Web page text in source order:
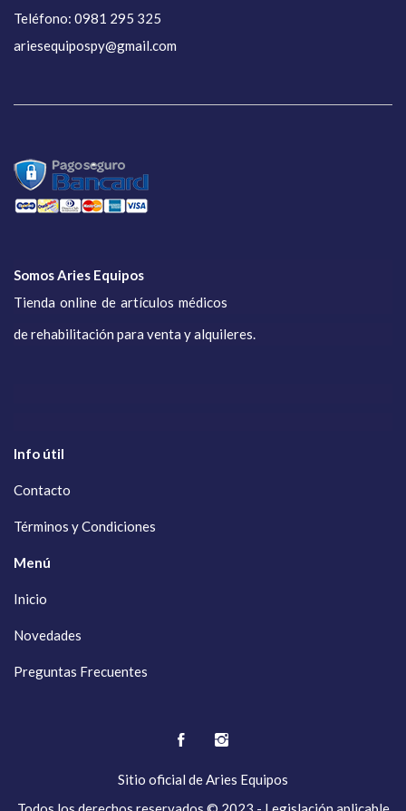
Teléfono: 0981 295 325
ariesequipospy@gmail.com
Somos Aries Equipos
Tienda online de artículos médicos
de rehabilitación para venta y alquileres.
Info útil
Contacto
Términos y Condiciones
Menú
Inicio
Novedades
Preguntas Frecuentes
Sitio oficial deAries Equipos